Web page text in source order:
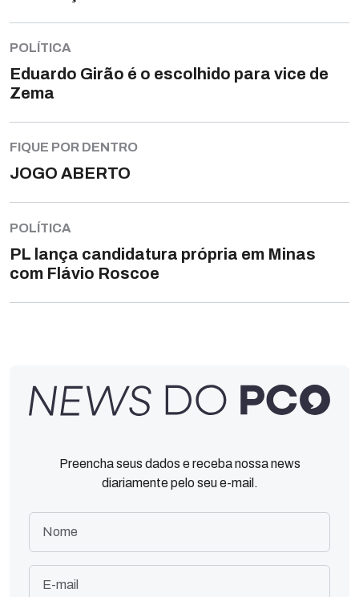
POLÍTICA
Eduardo Girão é o escolhido para vice de
Zema
FIQUE POR DENTRO
JOGO ABERTO
POLÍTICA
PL lança candidatura própria em Minas
com Flávio Roscoe
Preencha seus dados e receba nossa news
diariamente pelo seu e-mail.